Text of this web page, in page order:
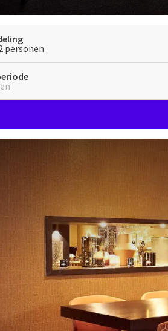
personen
- Zuidbroek
rijden vanaf de stad Groningen ligt
en bezienswaardigheden is dit
ligt het hotel op een 20 minuten
en luxe hotelkamers komt u
aparte douche. Na een heerlijke
vindt u verschillende lekkernijen
in het
restaurant, maar ook voor
in ruime kamers met balkon of terras
& bar
genieten in ons sfeervolle restaurant of aan de